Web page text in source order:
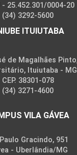
- 25.452.301/0004-20
(34) 3292-5600
ITUIUTABA
de Magalhães
Ituiutaba - MG
CEP. 38301-078
(34) 3271-4600
VILA GÁVEA
Gracindo, 951
- Uberlândia/MG